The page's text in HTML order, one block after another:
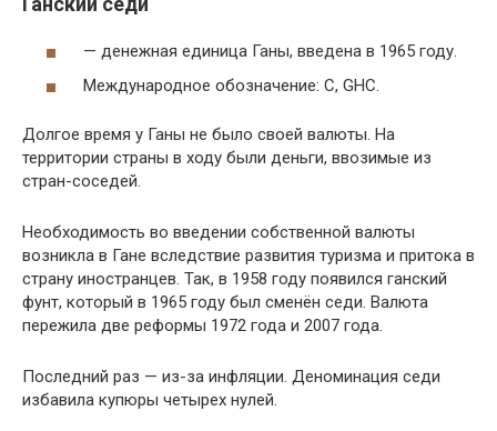
— денежная единица Ганы, введена в 1965 году.
Международное обозначение: C, GHC.
Долгое время у Ганы не было своей валюты. На
территории страны в ходу были деньги, ввозимые из
стран-соседей.
Необходимость во введении собственной валюты
возникла в Гане вследствие развития туризма и притока в
страну иностранцев. Так, в 1958 году появился ганский
фунт, который в 1965 году был сменён седи. Валюта
пережила две реформы 1972 года и 2007 года.
Последний раз — из-за инфляции. Деноминация седи
избавила купюры четырех нулей.